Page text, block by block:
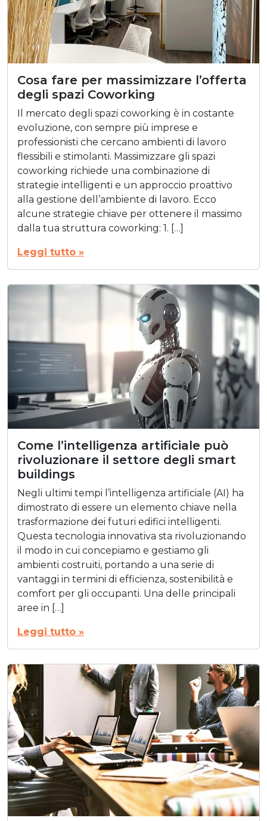
Cosa fare per massimizzare l’offerta
degli spazi Coworking
Il mercato degli spazi coworking è in costante
evoluzione, con sempre più imprese e
professionisti che cercano ambienti di lavoro
flessibili e stimolanti. Massimizzare gli spazi
coworking richiede una combinazione di
strategie intelligenti e un approccio proattivo
alla gestione dell’ambiente di lavoro. Ecco
alcune strategie chiave per ottenere il massimo
dalla tua struttura coworking: 1. […]
Leggi tutto »
Come l’intelligenza artificiale può
rivoluzionare il settore degli smart
buildings
Negli ultimi tempi l’intelligenza artificiale (AI) ha
dimostrato di essere un elemento chiave nella
trasformazione dei futuri edifici intelligenti.
Questa tecnologia innovativa sta rivoluzionando
il modo in cui concepiamo e gestiamo gli
ambienti costruiti, portando a una serie di
vantaggi in termini di efficienza, sostenibilità e
comfort per gli occupanti. Una delle principali
aree in […]
Leggi tutto »